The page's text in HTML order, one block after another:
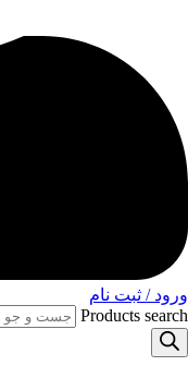
ورود / ثبت نام
Products search